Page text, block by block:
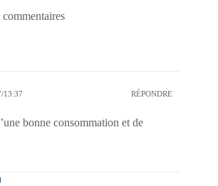
commentaires
13:37 RÉPONDRE
bonne consommation et de